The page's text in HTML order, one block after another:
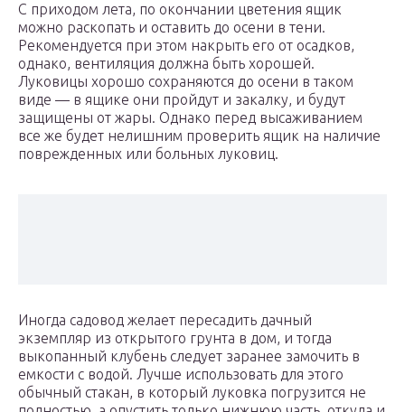
С приходом лета, по окончании цветения ящик
можно раскопать и оставить до осени в тени.
Рекомендуется при этом накрыть его от осадков,
однако, вентиляция должна быть хорошей.
Луковицы хорошо сохраняются до осени в таком
виде — в ящике они пройдут и закалку, и будут
защищены от жары. Однако перед высаживанием
все же будет нелишним проверить ящик на наличие
поврежденных или больных луковиц.
Иногда садовод желает пересадить дачный
экземпляр из открытого грунта в дом, и тогда
выкопанный клубень следует заранее замочить в
емкости с водой. Лучше использовать для этого
обычный стакан, в который луковка погрузится не